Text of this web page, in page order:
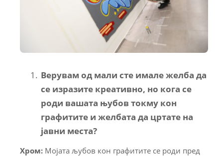
Верувам од мали сте имале желба да
се изразите креативно, но кога се
роди вашата њубов токму кон
графитите и желбата да цртате на
јавни места?
Хром: Мојата љубов кон графитите се роди пред